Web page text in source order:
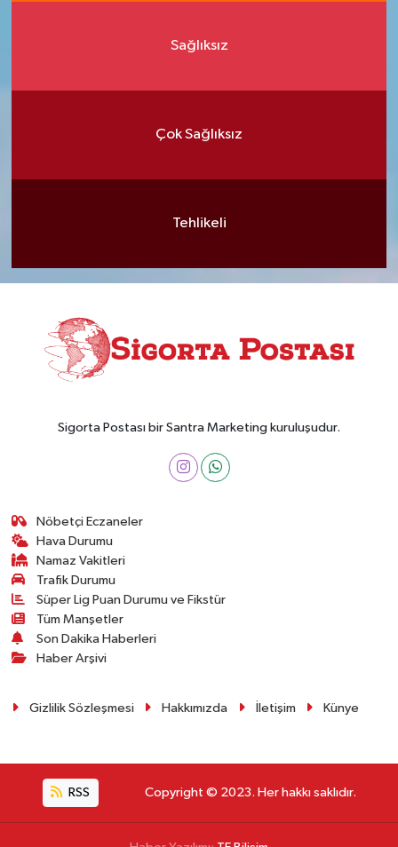
Sağlıksız
Çok Sağlıksız
Tehlikeli
Sigorta Postası bir Santra Marketing kuruluşudur.
Nöbetçi Eczaneler
Hava Durumu
Namaz Vakitleri
Trafik Durumu
Süper Lig Puan Durumu ve Fikstür
Tüm Manşetler
Son Dakika Haberleri
Haber Arşivi
Gizlilik Sözleşmesi Hakkımızda İletişim Künye
RSS Copyright © 2023. Her hakkı saklıdır.